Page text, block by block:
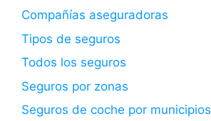
Compañías aseguradoras
Tipos de seguros
Todos los seguros
Seguros por zonas
Seguros de coche por municipios